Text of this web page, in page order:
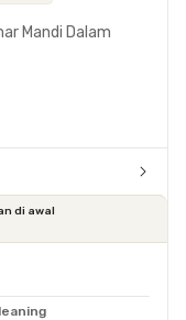
Mandi Dalam
di awal